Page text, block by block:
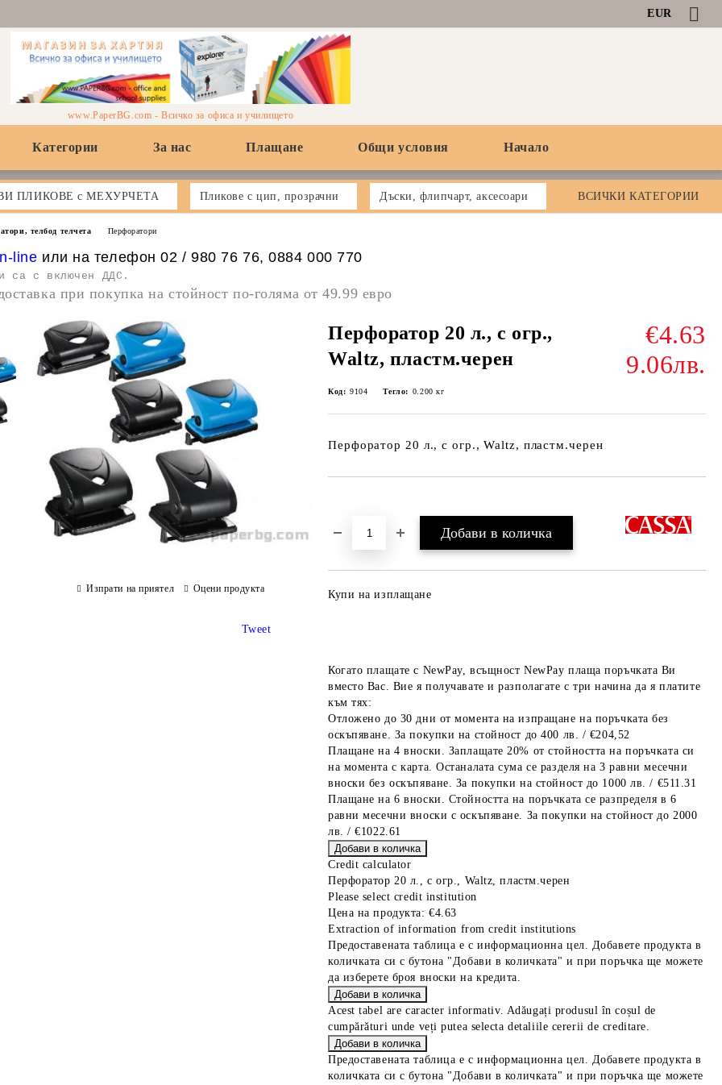
EUR
www.PaperBG.com - Всичко за офиса и училището
Категории За нас Плащане Общи условия Начало
ПЛИКОВЕ с МЕХУРЧЕТА Пликове с цип, прозрачни Дъски, флипчарт, аксесоари ВСИЧКИ КАТЕГОРИИ
телбод телчета Перфоратори
line или на телефон 02 / 980 76 76, 0884 000 770
са с включен ДДС.
при покупка на стойност по-голяма от 49.99 евро
Перфоратор 20 л., с огр.,
Waltz, пластм.черен
€4.63
9.06лв.
Код: 9104 Тегло: 0.200 кг
Перфоратор 20 л., с огр., Waltz, пластм.черен
Купи на изплащане
Когато плащате с NewPay, всъщност NewPay плаща поръчката Ви
вместо Вас. Вие я получавате и разполагате с три начина да я платите
към тях:
Отложено до 30 дни от момента на изпращане на поръчката без
оскъпяване. За покупки на стойност до 400 лв. / €204,52
Плащане на 4 вноски. Заплащате 20% от стойността на поръчката си
на момента с карта. Останалата сума се разделя на 3 равни месечни
вноски без оскъпяване. За покупки на стойност до 1000 лв. / €511.31
Плащане на 6 вноски. Стойността на поръчката се разпределя в 6
равни месечни вноски с оскъпяване. За покупки на стойност до 2000
лв. / €1022.61
Credit calculator
Перфоратор 20 л., с огр., Waltz, пластм.черен
Please select credit institution
Цена на продукта: €4.63
Extraction of information from credit institutions
Предоставената таблица е с информационна цел. Добавете продукта в
количката си с бутона "Добави в количката" и при поръчка ще можете
да изберете броя вноски на кредита.
Acest tabel are caracter informativ. Adăugați produsul în coșul de
cumpărături unde veți putea selecta detaliile cererii de creditare.
Предоставената таблица е с информационна цел. Добавете продукта в
количката си с бутона "Добави в количката" и при поръчка ще можете
Изпрати на приятел Оцени продукта
Tweet